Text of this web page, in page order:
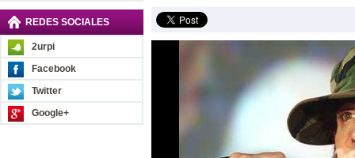
REDES SOCIALES
2urpi
Facebook
Twitter
Google+